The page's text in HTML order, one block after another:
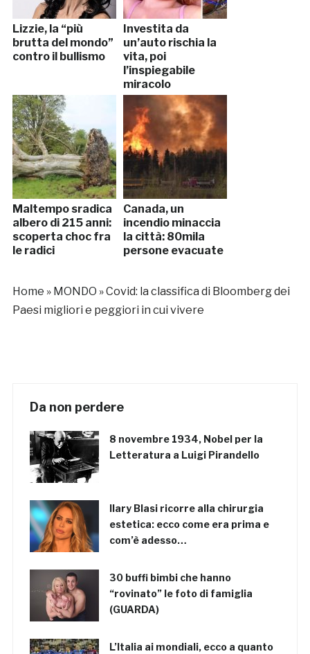
Lizzie, la “più
brutta del mondo”
contro il bullismo
Investita da
un’auto rischia la
vita, poi
l’inspiegabile
miracolo
Maltempo sradica
albero di 215 anni:
scoperta choc fra
le radici
Canada, un
incendio minaccia
la città: 80mila
persone evacuate
Home » MONDO »Covid: la classifica di Bloomberg dei
Paesi migliori e peggiori in cui vivere
Da non perdere
8 novembre 1934, Nobel per la
Letteratura a Luigi Pirandello
Ilary Blasi ricorre alla chirurgia
estetica: ecco come era prima e
com’è adesso…
30 buffi bimbi che hanno
“rovinato” le foto di famiglia
(GUARDA)
L’Italia ai mondiali, ecco a quanto